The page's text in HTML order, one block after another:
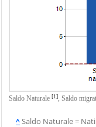
Saldo Naturale [1], Saldo
^Saldo Naturale =